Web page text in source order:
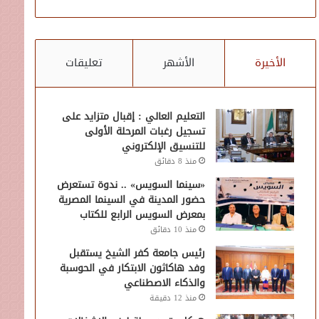
الأخيرة الأشهر تعليقات
التعليم العالي : إقبال متزايد على
تسجيل رغبات المرحلة الأولى
للتنسيق الإلكتروني
منذ 8 دقائق
«سينما السويس» .. ندوة تستعرض
حضور المدينة في السينما المصرية
بمعرض السويس الرابع للكتاب
منذ 10 دقائق
رئيس جامعة كفر الشيخ يستقبل
وفد هاكاثون الابتكار في الحوسبة
والذكاء الاصطناعي
منذ 12 دقيقة